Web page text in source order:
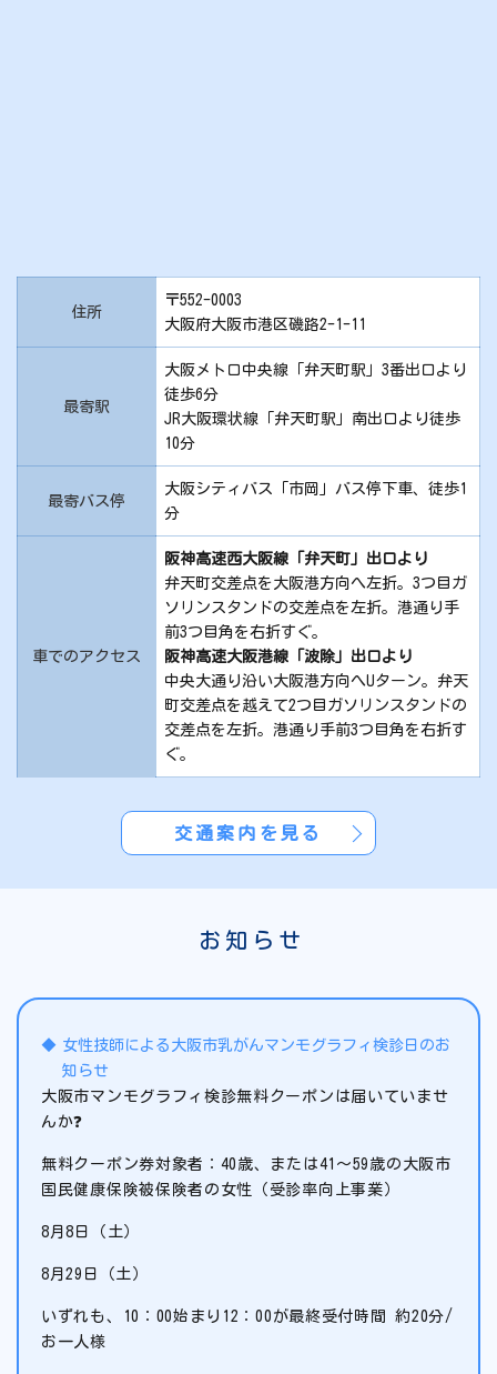
住所
〒552-0003
大阪府大阪市港区磯路2-1-11
最寄駅
大阪メトロ中央線「弁天町駅」3番出口より
徒歩6分
JR大阪環状線「弁天町駅」南出口より徒歩
10分
最寄バス停
大阪シティバス「市岡」バス停下車、徒歩1
分
車でのアクセス
阪神高速西大阪線「弁天町」出口より
弁天町交差点を大阪港方向へ左折。3つ目ガ
ソリンスタンドの交差点を左折。港通り手
前3つ目角を右折すぐ。
阪神高速大阪港線「波除」出口より
中央大通り沿い大阪港方向へUターン。弁天
町交差点を越えて2つ目ガソリンスタンドの
交差点を左折。港通り手前3つ目角を右折す
ぐ。
交通案内を見る
お知らせ
女性技師による大阪市乳がんマンモグラフィ検診日のお
知らせ
大阪市マンモグラフィ検診無料クーポンは届いていませ
んか❓
無料クーポン券対象者：40歳、または41～59歳の大阪市
国民健康保険被保険者の女性（受診率向上事業）
8月8日（土）
8月29日（土）
いずれも、10：00始まり12：00が最終受付時間 約20分/
お一人様